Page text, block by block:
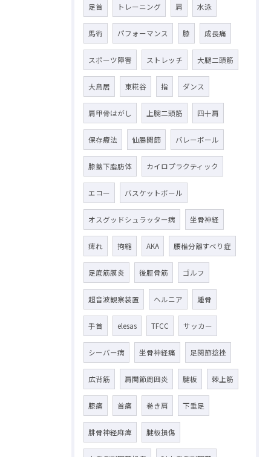
足首 トレーニング 肩 水泳
馬術 パフォーマンス 膝 成長痛
スポーツ障害 ストレッチ 大腿二頭筋
大鳥居 東糀谷 指 ダンス
肩甲骨はがし 上腕二頭筋 四十肩
保存療法 仙腸関節 バレーボール
膝蓋下脂肪体 カイロプラクティック
エコー バスケットボール
オスグッドシュラッター病 坐骨神経
痺れ 拘縮 AKA 腰椎分離すべり症
足底筋膜炎 後脛骨筋 ゴルフ
超音波観察装置 ヘルニア 踵骨
手首 elesas TFCC サッカー
シーバー病 坐骨神経痛 足関節捻挫
広背筋 肩関節周囲炎 腱板 棘上筋
膝痛 首痛 巻き肩 下垂足
腓骨神経麻痺 腱板損傷